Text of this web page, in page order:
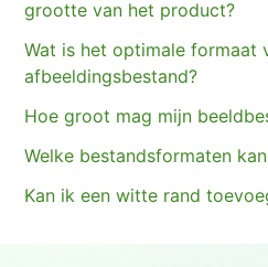
grootte van het product?
Wat is het optimale formaat
afbeeldingsbestand?
Hoe groot mag mijn
Welke bestandsformaten
Kan ik een witte rand